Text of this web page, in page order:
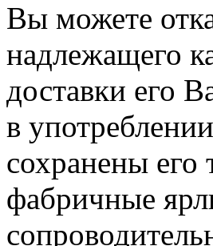
Вы можете
надлежащего
доставки его
в
сохранены его
фабричные